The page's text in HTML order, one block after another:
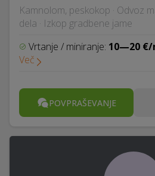
Kamnolom, peskokop · Odvoz
dela · Izkop gradbene jame
Vrtanje / miniranje: 10—20 €/
Več
POVPRAŠEVANJE